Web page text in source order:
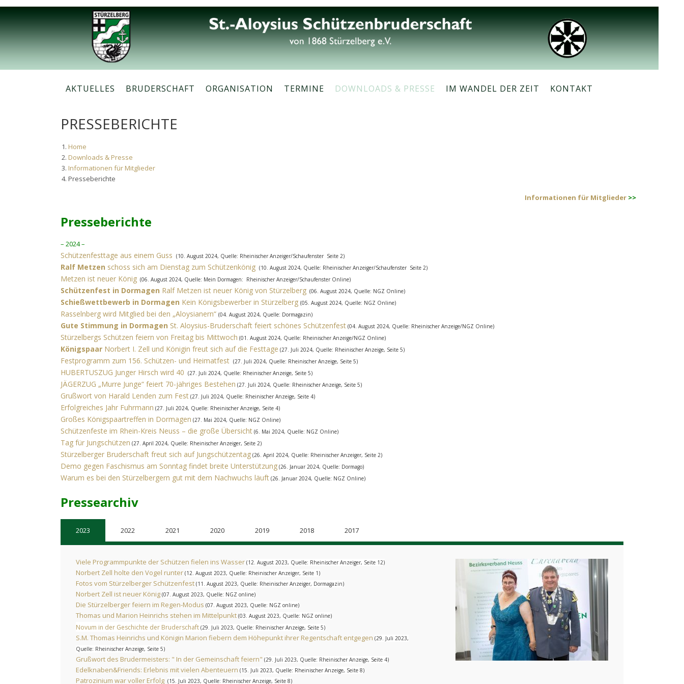
AKTUELLES BRUDERSCHAFT ORGANISATION TERMINE DOWNLOADS & PRESSE IM WANDEL DER ZEIT KONTAKT
PRESSEBERICHTE
Home
Downloads & Presse
Informationen für Mitglieder
Presseberichte
Informationen für Mitglieder >>
Presseberichte
– 2024 –
Schützenfesttage aus einem Guss (10. August 2024, Quelle: Rheinischer Anzeiger/Schaufenster Seite 2)
Ralf Metzen schoss sich am Dienstag zum Schützenkönig (10. August 2024, Quelle: Rheinischer Anzeiger/Schaufenster Seite 2)
Metzen ist neuer König (06. August 2024, Quelle: Mein Dormagen: Rheinischer Anzeiger/Schaufenster Online)
Schützenfest in Dormagen Ralf Metzen ist neuer König von Stürzelberg (06. August 2024, Quelle: NGZ Online)
Schießwettbewerb in Dormagen Kein Königsbewerber in Stürzelberg (05. August 2024, Quelle: NGZ Online)
Rasselnberg wird Mitglied bei den „Aloysianern“ (04. August 2024, Quelle: Dormagazin)
Gute Stimmung in Dormagen St. Aloysius-Bruderschaft feiert schönes Schützenfest (04. August 2024, Quelle: Rheinischer Anzeige/NGZ Online)
Stürzelbergs Schützen feiern von Freitag bis Mittwoch (01. August 2024, Quelle: Rheinischer Anzeige/NGZ Online)
Königspaar Norbert I. Zell und Königin freut sich auf die Festtage (27. Juli 2024, Quelle: Rheinischer Anzeige, Seite 5)
Festprogramm zum 156. Schützen- und Heimatfest (27. Juli 2024, Quelle: Rheinischer Anzeige, Seite 5)
HUBERTUSZUG Junger Hirsch wird 40 (27. Juli 2024, Quelle: Rheinischer Anzeige, Seite 5)
JÄGERZUG „Murre Junge“ feiert 70-jähriges Bestehen (27. Juli 2024, Quelle: Rheinischer Anzeige, Seite 5)
Grußwort von Harald Lenden zum Fest (27. Juli 2024, Quelle: Rheinischer Anzeige, Seite 4)
Erfolgreiches Jahr Fuhrmann (27. Juli 2024, Quelle: Rheinischer Anzeige, Seite 4)
Großes Königspaartreffen in Dormagen (27. Mai 2024, Quelle: NGZ Online)
Schützenfeste im Rhein-Kreis Neuss – die große Übersicht (6. Mai 2024, Quelle: NGZ Online)
Tag für Jungschützen (27. April 2024, Quelle: Rheinischer Anzeiger, Seite 2)
Stürzelberger Bruderschaft freut sich auf Jungschützentag (26. April 2024, Quelle: Rheinischer Anzeiger, Seite 2)
Demo gegen Faschismus am Sonntag findet breite Unterstützung (26. Januar 2024, Quelle: Dormago)
Warum es bei den Stürzelbergern gut mit dem Nachwuchs läuft (26. Januar 2024, Quelle: NGZ Online)
Pressearchiv
2023 2022 2021 2020 2019 2018 2017
Viele Programmpunkte der Schützen fielen ins Wasser (12. August 2023, Quelle: Rheinischer Anzeiger, Seite 12)
Norbert Zell holte den Vogel runter (12. August 2023, Quelle: Rheinischer Anzeiger, Seite 1)
Fotos vom Stürzelberger Schützenfest (11. August 2023, Quelle: Rheinischer Anzeiger, Dormagazin)
Norbert Zell ist neuer König (07. August 2023, Quelle: NGZ online)
Die Stürzelberger feiern im Regen-Modus (07. August 2023, Quelle: NGZ online)
Thomas und Marion Heinrichs stehen im Mittelpunkt (03. August 2023, Quelle: NGZ online)
Novum in der Geschichte der Bruderschaft (29. Juli 2023, Quelle: Rheinischer Anzeige, Seite 5)
S.M. Thomas Heinrichs und Königin Marion fiebern dem Höhepunkt ihrer Regentschaft entgegen (29. Juli 2023,
Quelle: Rheinischer Anzeige, Seite 5)
Grußwort des Brudermeisters: " In der Gemeinschaft feiern" (29. Juli 2023, Quelle: Rheinischer Anzeige, Seite 4)
Edelknaben&Friends: Erlebnis mit vielen Abenteuern (15. Juli 2023, Quelle: Rheinischer Anzeige, Seite 8)
Patrozinium war voller Erfolg (15. Juli 2023, Quelle: Rheinischer Anzeige, Seite 8)